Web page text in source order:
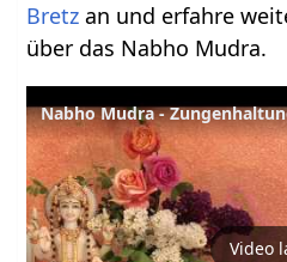
Bretz an und erfahre
über das Nabho Mudra.
Nabho Mudra -
Video